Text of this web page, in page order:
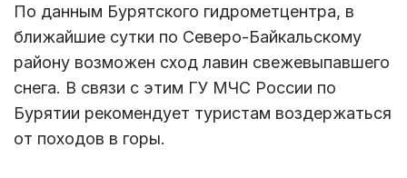
По данным Бурятского гидрометцентра, в
ближайшие сутки по Северо-Байкальскому
району возможен сход лавин свежевыпавшего
снега. В связи с этим ГУ МЧС России по
Бурятии рекомендует туристам воздержаться
от походов в горы.